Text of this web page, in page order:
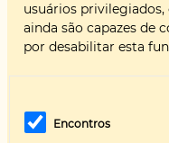
usuários
ainda são capazes de
por desabilitar esta
Encontros